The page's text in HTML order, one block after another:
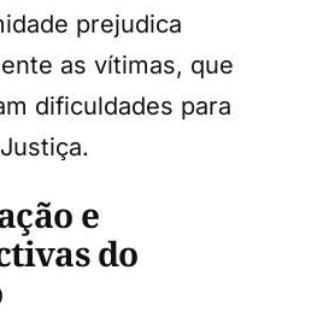
prejudica
as vítimas, que
dificuldades para
e
do